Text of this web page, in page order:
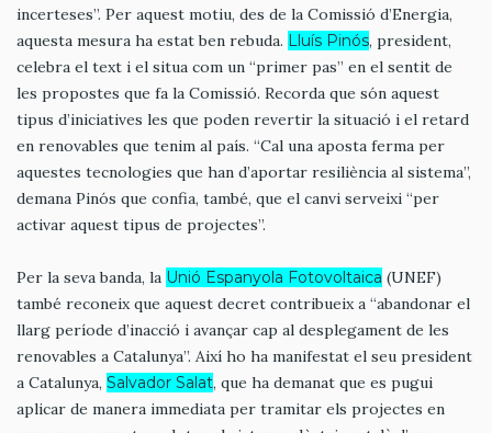
incerteses”. Per aquest motiu, des de la Comissió d’Energia,
aquesta mesura ha estat ben rebuda. Lluís Pinós, president,
celebra el text i el situa com un “primer pas” en el sentit de
les propostes que fa la Comissió. Recorda que són aquest
tipus d’iniciatives les que poden revertir la situació i el retard
en renovables que tenim al país. “Cal una aposta ferma per
aquestes tecnologies que han d’aportar resiliència al sistema”,
demana Pinós que confia, també, que el canvi serveixi “per
activar aquest tipus de projectes”.
Per la seva banda, la Unió Espanyola Fotovoltaica (UNEF)
també reconeix que aquest decret contribueix a “abandonar el
llarg període d’inacció i avançar cap al desplegament de les
renovables a Catalunya”. Així ho ha manifestat el seu president
a Catalunya, Salvador Salat, que ha demanat que es pugui
aplicar de manera immediata per tramitar els projectes en